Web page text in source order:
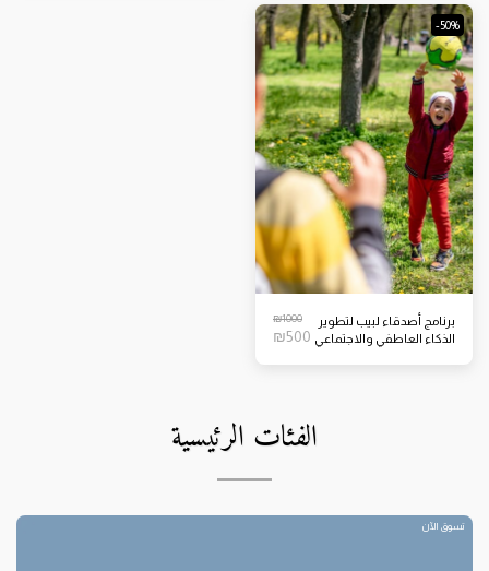
-50%
برنامج أصدقاء لبيب لتطوير
الذكاء العاطفي والاجتماعي
₪1000
₪500
الفئات الرئيسية
تسوق الآن